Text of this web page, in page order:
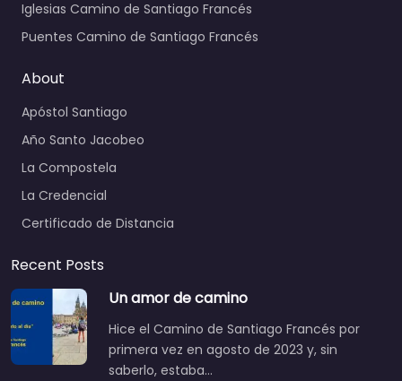
Iglesias Camino de Santiago Francés
Puentes Camino de Santiago Francés
About
Apóstol Santiago
Año Santo Jacobeo
La Compostela
La Credencial
Certificado de Distancia
Recent Posts
Un amor de camino
Hice el Camino de Santiago Francés por
primera vez en agosto de 2023 y, sin
saberlo, estaba…